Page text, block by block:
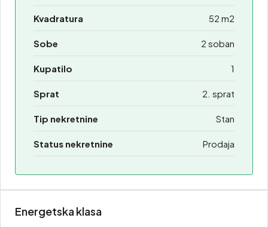
Kvadratura 52 m2
Sobe 2 soban
Kupatilo 1
Sprat 2. sprat
Tip nekretnine Stan
Status nekretnine Prodaja
Energetska klasa